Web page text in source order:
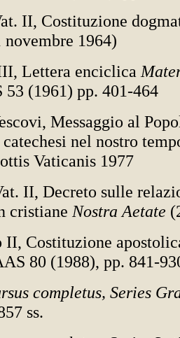
II, Costituzione
novembre 1964)
Lettera enciclica
(1961) pp. 401-464
Messaggio al
nel nostro
Vaticanis 1977
II, Decreto sulle
cristiane Nostra Aetate
II, Costituzione
80 (1988), pp. 841-
completus, Series
ss.